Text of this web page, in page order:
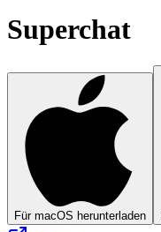
Superchat
Für macOS herunterladen